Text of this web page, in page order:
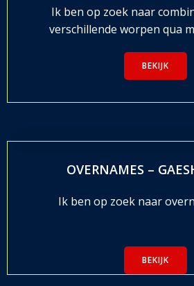
Ik ben op zoek naar
verschillende worpen qua
BEKIJK
OVERNAMES –
Ik ben op zoek naar
BEKIJK